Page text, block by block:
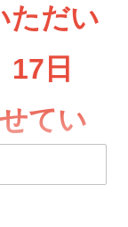
ただい
日
てい